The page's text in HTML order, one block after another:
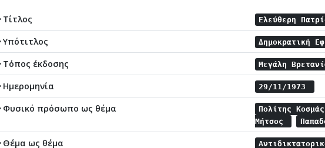
Τίτλος Ελεύθερη
Υπότιτλος Δημοκρατική
Τόπος έκδοσης Μεγάλη
Ημερομηνία 29/11/1973
Φυσικό πρόσωπο ως θέμα Πολίτης Κοσμάς
Μήτσος
Θέμα ως θέμα